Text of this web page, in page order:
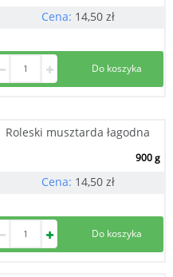
Cena: 14,50 zł
Roleski musztarda łagodna
900 g
Cena: 14,50 zł